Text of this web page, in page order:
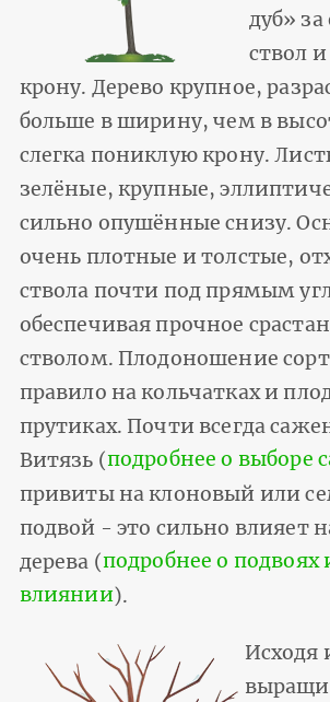
дуб»
ствол
крону. Дерево крупное,
больше в ширину, чем в
слегка пониклую крону.
зелёные, крупные,
сильно опушённые снизу.
очень плотные и толстые,
ствола почти под прямым
обеспечивая прочное
стволом. Плодоношение
правило на кольчатках и
прутиках. Почти всегда
Витязь (подробнее о выборе
привиты на клоновый или
подвой - это сильно влияет
дерева (подробнее о подвоях
влиянии).
Исходя